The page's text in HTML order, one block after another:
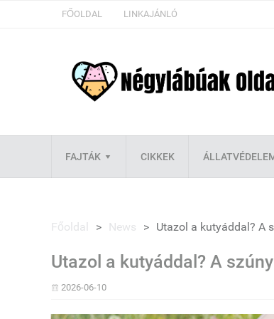
FŐOLDAL LINKAJÁNLÓ
FAJTÁK CIKKEK
Főoldal > News > Utazol a kutyáddal? A
Utazol a kutyáddal? A
2026-06-10